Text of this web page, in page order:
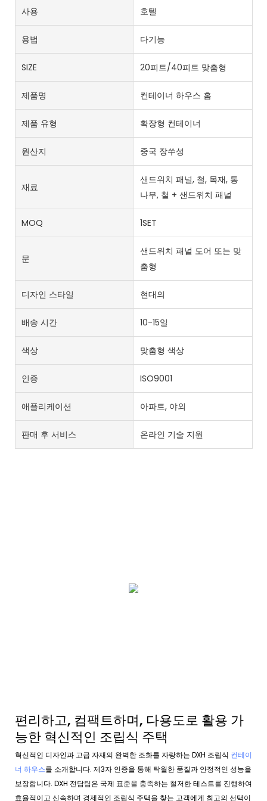
사용 호텔
용법 다기능
SIZE 20피트/40피트 맞춤형
제품명 컨테이너 하우스 홈
제품 유형 확장형 컨테이너
원산지 중국 장쑤성
재료
샌드위치 패널, 철, 목재, 통
나무, 철 + 샌드위치 패널
MOQ 1SET
문
샌드위치 패널 도어 또는 맞
춤형
디자인 스타일 현대의
배송 시간 10-15일
색상 맞춤형 색상
인증 ISO9001
애플리케이션 아파트, 야외
판매 후 서비스 온라인 기술 지원
편리하고, 컴팩트하며, 다용도로 활용 가
능한 혁신적인 조립식 주택
혁신적인 디자인과 고급 자재의 완벽한 조화를 자랑하는 DXH 조립식 컨테이
너 하우스를 소개합니다. 제3자 인증을 통해 탁월한 품질과 안정적인 성능을
보장합니다. DXH 전담팀은 국제 표준을 충족하는 철저한 테스트를 진행하여
효율적이고 신속하며 경제적인 조립식 주택을 찾는 고객에게 최고의 선택이